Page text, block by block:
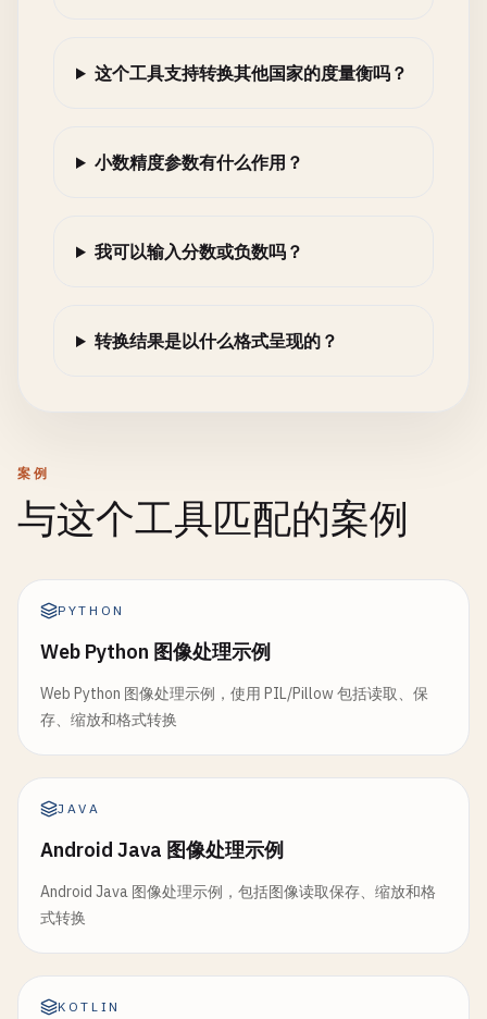
这个工具支持转换其他国家的度量衡吗？
小数精度参数有什么作用？
我可以输入分数或负数吗？
转换结果是以什么格式呈现的？
案例
与这个工具匹配的案例
PYTHON
Web Python 图像处理示例
Web Python 图像处理示例，使用 PIL/Pillow 包括读取、保
存、缩放和格式转换
JAVA
Android Java 图像处理示例
Android Java 图像处理示例，包括图像读取保存、缩放和格
式转换
KOTLIN